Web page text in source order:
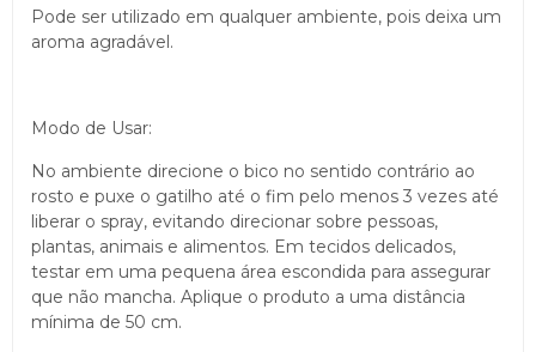
Pode ser utilizado em qualquer ambiente, pois deixa um
aroma agradável.
Modo de Usar:
No ambiente direcione o bico no sentido contrário ao
rosto e puxe o gatilho até o fim pelo menos 3 vezes até
liberar o spray, evitando direcionar sobre pessoas,
plantas, animais e alimentos. Em tecidos delicados,
testar em uma pequena área escondida para assegurar
que não mancha. Aplique o produto a uma distância
mínima de 50 cm.